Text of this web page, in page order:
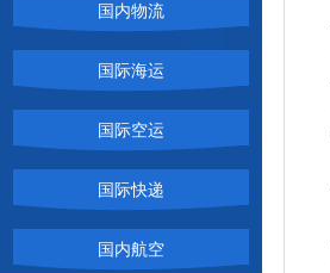
国内物流
国际海运
国际空运
国际快递
国内航空